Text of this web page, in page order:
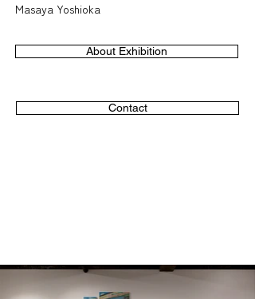
Masaya Yoshioka
About Exhibition
Contact